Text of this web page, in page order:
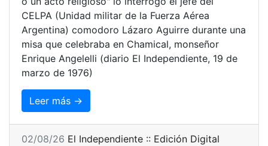
CELPA (Unidad militar de la Fuerza Aérea
Argentina) comodoro Lázaro Aguirre durante una
misa que celebraba en Chamical, monseñor
Enrique Angelelli (diario El Independiente, 19 de
marzo de 1976)
Leer más →
02/08/26 El Independiente :: Edición Digital